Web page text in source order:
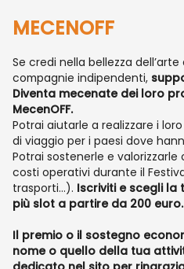
MECENOFF
Se credi nella bellezza
compagnie indipendenti,
Diventa mecenate dei loro
MecenOFF.
Potrai aiutarle a realizzare i
di viaggio per i paesi dove
Potrai sostenerle e
costi operativi durante il
trasporti…). Iscriviti e scegli la
più slot a partire da 200 euro.
Il premio o il sostegno
nome o quello della tua